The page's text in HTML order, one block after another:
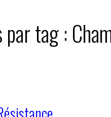
tag :